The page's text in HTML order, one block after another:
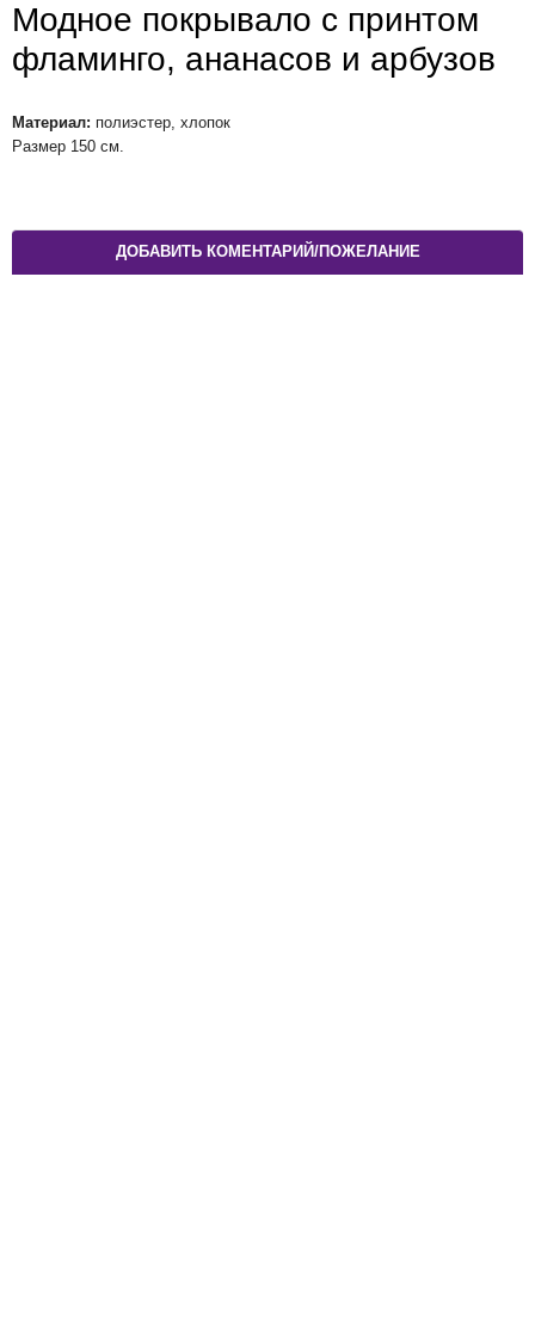
Модное покрывало с принтом
фламинго, ананасов и арбузов
Материал: полиэстер, хлопок
Размер 150 см.
ДОБАВИТЬ КОМЕНТАРИЙ/ПОЖЕЛАНИЕ